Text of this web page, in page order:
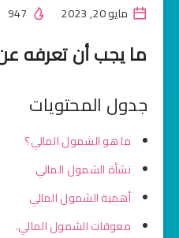
مايو 20, 2023
ما يجب أن تعرفه
جدول المحتويات
ما هو الشمول المالي؟
نشأة الشمول المالي
أهمية الشمول المالي
معوقات الشمول المالي.